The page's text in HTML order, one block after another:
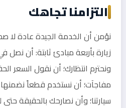
التزامنا تجاهك
نؤمن أن الخدمة الجيدة عادة لا
زيارة بأربعة مبادئ ثابتة: أن
ونحترم انتظارك؛ أن نقول السعر
مفاجآت؛ أن نستخدم قطعاً
سيارتنا؛ وأن نصارحك بالحقيقة